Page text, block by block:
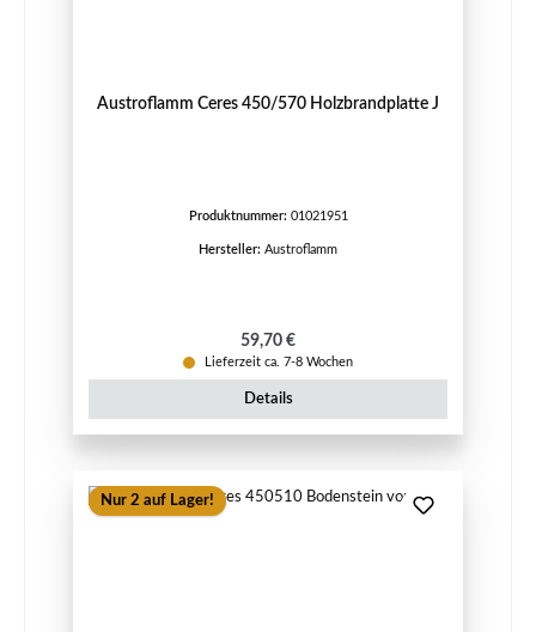
Austroflamm Ceres 450/570 Holzbrandplatte J
Produktnummer: 01021951
Hersteller: Austroflamm
Regulärer Preis:
59,70 €
Lieferzeit ca. 7-8 Wochen
Details
Nur 2 auf Lager!